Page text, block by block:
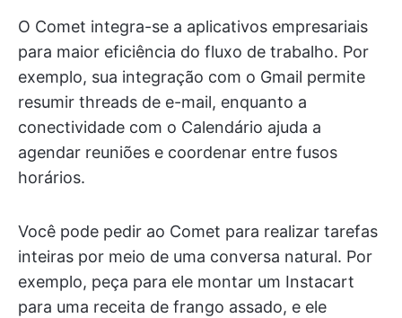
O Comet integra-se a aplicativos empresariais
para maior eficiência do fluxo de trabalho. Por
exemplo, sua integração com o Gmail permite
resumir threads de e-mail, enquanto a
conectividade com o Calendário ajuda a
agendar reuniões e coordenar entre fusos
horários.
Você pode pedir ao Comet para realizar tarefas
inteiras por meio de uma conversa natural. Por
exemplo, peça para ele montar um Instacart
para uma receita de frango assado, e ele